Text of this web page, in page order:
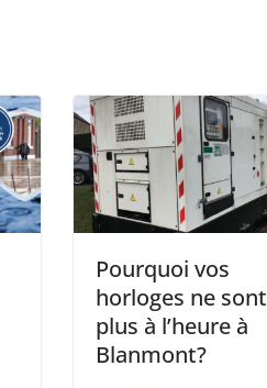
Pourquoi vos
horloges ne sont
plus à l’heure à
Blanmont?